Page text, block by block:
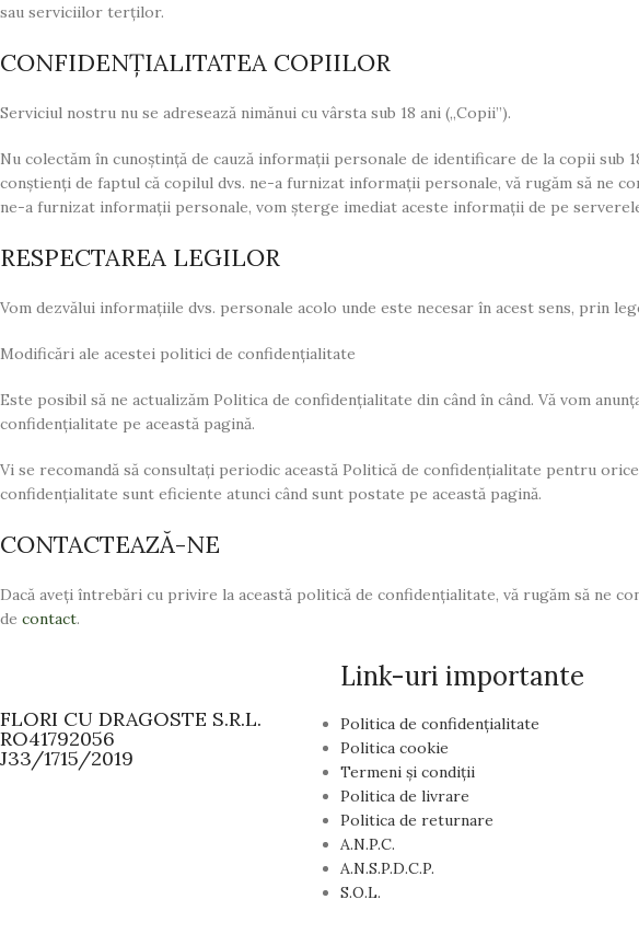
sau serviciilor terților.
CONFIDENȚIALITATEA COPIILOR
Serviciul nostru nu se adresează nimănui cu vârsta sub 18 ani („Copii”).
Nu colectăm în cunoștință de cauză informații personale de identificare de la copii sub
conștienți de faptul că copilul dvs. ne-a furnizat informații personale, vă rugăm să ne
ne-a furnizat informații personale, vom șterge imediat aceste informații de pe
RESPECTAREA LEGILOR
Vom dezvălui informațiile dvs. personale acolo unde este necesar în acest sens, prin
Modificări ale acestei politici de confidențialitate
Este posibil să ne actualizăm Politica de confidențialitate din când în când. Vă vom
confidențialitate pe această pagină.
Vi se recomandă să consultați periodic această Politică de confidențialitate pentru
confidențialitate sunt eficiente atunci când sunt postate pe această pagină.
CONTACTEAZĂ-NE
Dacă aveți întrebări cu privire la această politică de confidențialitate, vă rugăm să ne
de contact.
FLORI CU DRAGOSTE S.R.L.
RO41792056
J33/1715/2019
Link-uri importante
Politica de confidențialitate
Politica cookie
Termeni și condiții
Politica de livrare
Politica de returnare
A.N.P.C.
A.N.S.P.D.C.P.
S.O.L.